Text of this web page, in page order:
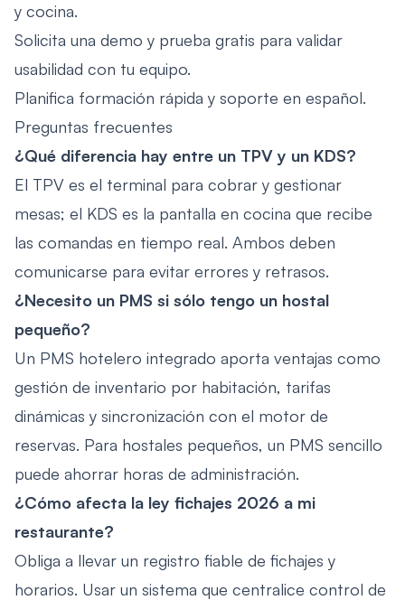
y cocina.
Solicita una demo y prueba gratis para validar
usabilidad con tu equipo.
Planifica formación rápida y soporte en español.
Preguntas frecuentes
¿Qué diferencia hay entre un TPV y un KDS?
El TPV es el terminal para cobrar y gestionar
mesas; el KDS es la pantalla en cocina que recibe
las comandas en tiempo real. Ambos deben
comunicarse para evitar errores y retrasos.
¿Necesito un PMS si sólo tengo un hostal
pequeño?
Un PMS hotelero integrado aporta ventajas como
gestión de inventario por habitación, tarifas
dinámicas y sincronización con el motor de
reservas. Para hostales pequeños, un PMS sencillo
puede ahorrar horas de administración.
¿Cómo afecta la ley fichajes 2026 a mi
restaurante?
Obliga a llevar un registro fiable de fichajes y
horarios. Usar un sistema que centralice control de